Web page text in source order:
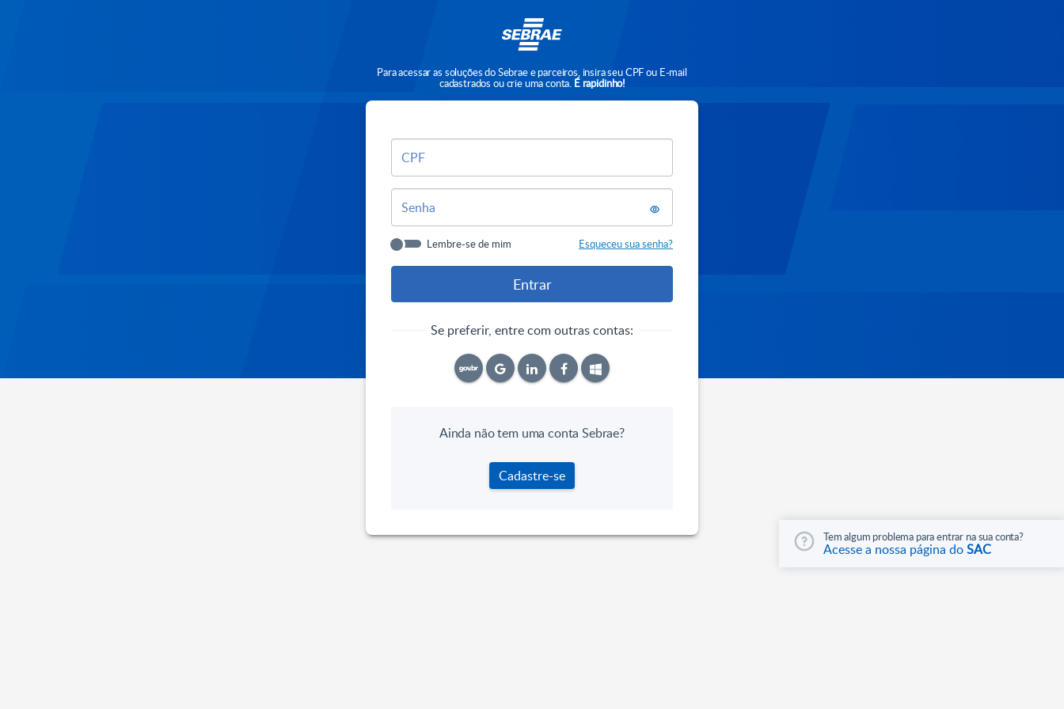
Para acessar as soluções do Sebrae e parceiros, insira seu CPF ou E-mail
cadastrados ou crie uma conta. É rapidinho!
CPF
Senha
Lembre-se de mim Esqueceu sua senha?
Se preferir, entre com outras contas:
Tem algum problema para entrar na sua conta?
Acesse a nossa página doSAC
Ainda não tem uma conta Sebrae?
Cadastre-se